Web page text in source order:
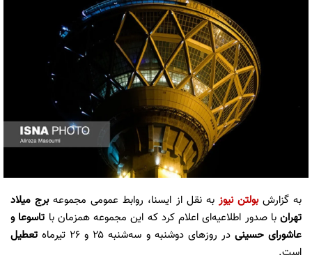
به گزارشبولتن نیوز به نقل از ایسنا، روابط عمومی مجموعهبرج میلاد
تهران با صدور اطلاعیه‌ای اعلام کرد که این مجموعه همزمان با تاسوعا و
عاشورای حسینی در روزهای دوشنبه و سه‌شنبه ۲۵ و ۲۶ تیرماه
تعطیل
است.